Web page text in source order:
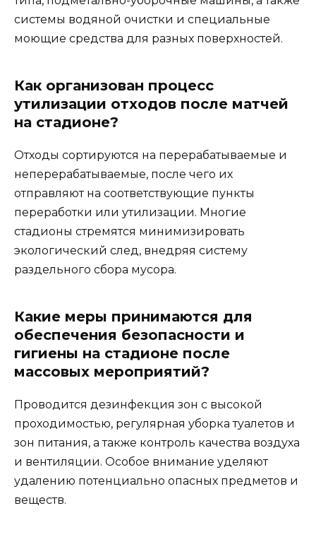
системы водяной очистки и специальные
моющие средства для разных поверхностей.
Как организован процесс
утилизации отходов после матчей
на стадионе?
Отходы сортируются на перерабатываемые и
неперерабатываемые, после чего их
отправляют на соответствующие пункты
переработки или утилизации. Многие
стадионы стремятся минимизировать
экологический след, внедряя систему
раздельного сбора мусора.
Какие меры принимаются для
обеспечения безопасности и
гигиены на стадионе после
массовых мероприятий?
Проводится дезинфекция зон с высокой
проходимостью, регулярная уборка туалетов и
зон питания, а также контроль качества воздуха
и вентиляции. Особое внимание уделяют
удалению потенциально опасных предметов и
веществ.